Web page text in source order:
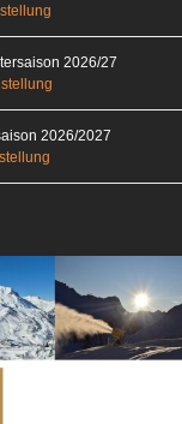
2026/27
2026/2027